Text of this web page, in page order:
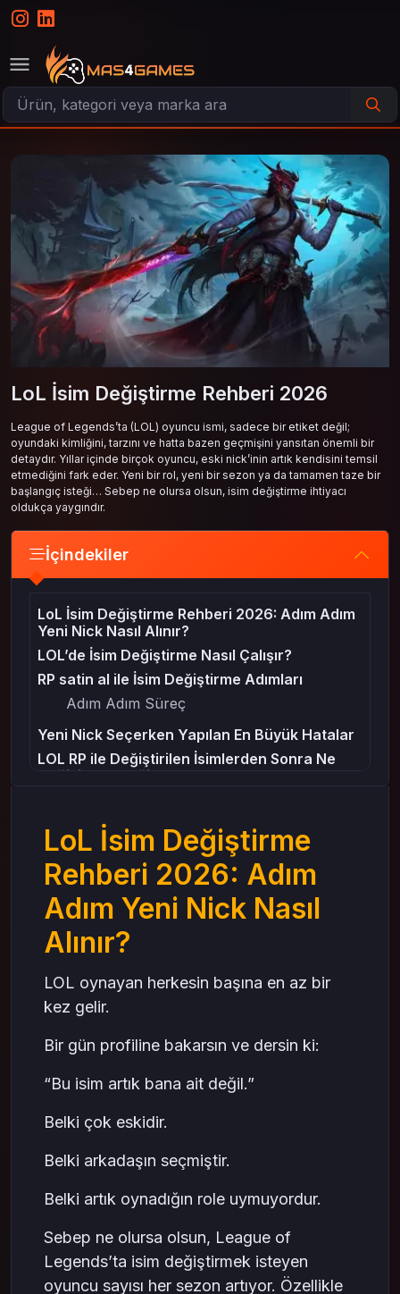
LoL İsim Değiştirme Rehberi 2026
League of Legends’ta (LOL) oyuncu ismi, sadece bir etiket değil;
oyundaki kimliğini, tarzını ve hatta bazen geçmişini yansıtan önemli bir
detaydır. Yıllar içinde birçok oyuncu, eski nick’inin artık kendisini temsil
etmediğini fark eder. Yeni bir rol, yeni bir sezon ya da tamamen taze bir
başlangıç isteği… Sebep ne olursa olsun, isim değiştirme ihtiyacı
oldukça yaygındır.
İçindekiler
LoL İsim Değiştirme Rehberi 2026: Adım Adım
Yeni Nick Nasıl Alınır?
LOL’de İsim Değiştirme Nasıl Çalışır?
RP satin al ile İsim Değiştirme Adımları
Adım Adım Süreç
Yeni Nick Seçerken Yapılan En Büyük Hatalar
LOL RP ile Değiştirilen İsimlerden Sonra Ne
Değişir, Ne Değişmez?
LOL’de Kabul Edilmeyen İsim Türleri
RP satin al Planlayanlar İçin Güvenli Hesap
İşlemleri
Son Söz
mas4games
LoL İsim Değiştirme
Rehberi 2026: Adım
Adım Yeni Nick Nasıl
Alınır?
LOL oynayan herkesin başına en az bir
kez gelir.
Bir gün profiline bakarsın ve dersin ki:
“Bu isim artık bana ait değil.”
Belki çok eskidir.
Belki arkadaşın seçmiştir.
Belki artık oynadığın role uymuyordur.
Sebep ne olursa olsun, League of
Legends’ta isim değiştirmek isteyen
oyuncu sayısı her sezon artıyor. Özellikle